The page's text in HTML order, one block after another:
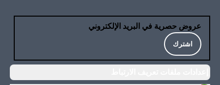
عروض حصرية في البريد الإلكتروني
اشترك